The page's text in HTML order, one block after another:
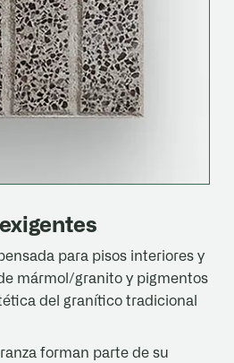
para pisos interiores y
mármol/granito y pigmentos
del granítico tradicional
forman parte de su